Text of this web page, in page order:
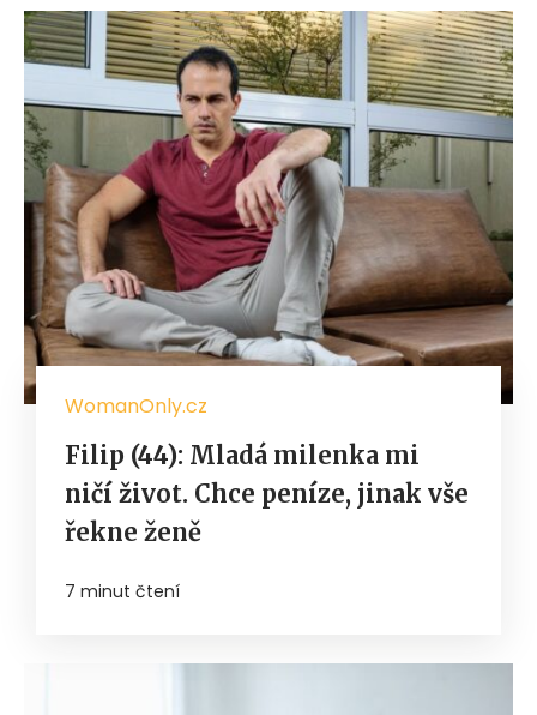
WomanOnly.cz
Filip (44): Mladá milenka mi
ničí život. Chce peníze, jinak vše
řekne ženě
7 minut čtení